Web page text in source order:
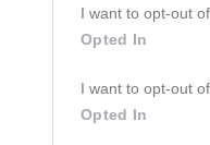
I want to opt-out
Opted In
I want to opt-out
Opted In